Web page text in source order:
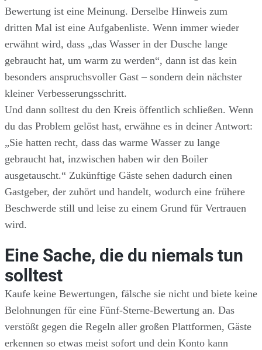
Bewertung ist eine Meinung. Derselbe Hinweis zum
dritten Mal ist eine Aufgabenliste. Wenn immer wieder
erwähnt wird, dass „das Wasser in der Dusche lange
gebraucht hat, um warm zu werden“, dann ist das kein
besonders anspruchsvoller Gast – sondern dein nächster
kleiner Verbesserungsschritt.
Und dann solltest du den Kreis öffentlich schließen. Wenn
du das Problem gelöst hast, erwähne es in deiner Antwort:
„Sie hatten recht, dass das warme Wasser zu lange
gebraucht hat, inzwischen haben wir den Boiler
ausgetauscht.“ Zukünftige Gäste sehen dadurch einen
Gastgeber, der zuhört und handelt, wodurch eine frühere
Beschwerde still und leise zu einem Grund für Vertrauen
wird.
Eine Sache, die du niemals tun
solltest
Kaufe keine Bewertungen, fälsche sie nicht und biete keine
Belohnungen für eine Fünf-Sterne-Bewertung an. Das
verstößt gegen die Regeln aller großen Plattformen, Gäste
erkennen so etwas meist sofort und dein Konto kann